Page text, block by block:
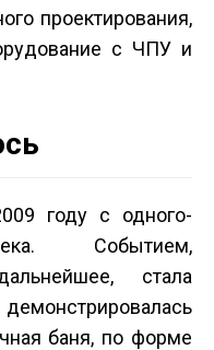
проектирования,
с ЧПУ и
году с одного­
Событием,
стала
баня, по форме